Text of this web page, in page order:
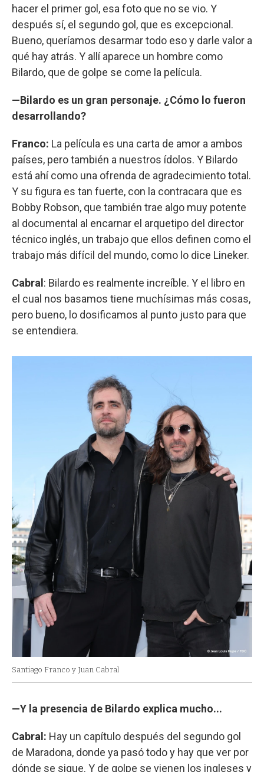
hacer el primer gol, esa foto que no se vio. Y
después sí, el segundo gol, que es excepcional.
Bueno, queríamos desarmar todo eso y darle valor a
qué hay atrás. Y allí aparece un hombre como
Bilardo, que de golpe se come la película.
—Bilardo es un gran personaje. ¿Cómo lo fueron
desarrollando?
Franco: La película es una carta de amor a ambos
países, pero también a nuestros ídolos. Y Bilardo
está ahí como una ofrenda de agradecimiento total.
Y su figura es tan fuerte, con la contracara que es
Bobby Robson, que también trae algo muy potente
al documental al encarnar el arquetipo del director
técnico inglés, un trabajo que ellos definen como el
trabajo más difícil del mundo, como lo dice Lineker.
Cabral: Bilardo es realmente increíble. Y el libro en
el cual nos basamos tiene muchísimas más cosas,
pero bueno, lo dosificamos al punto justo para que
se entendiera.
Santiago Franco y Juan Cabral
—Y la presencia de Bilardo explica mucho...
Cabral: Hay un capítulo después del segundo gol
de Maradona, donde ya pasó todo y hay que ver por
dónde se sigue. Y de golpe se vienen los ingleses y